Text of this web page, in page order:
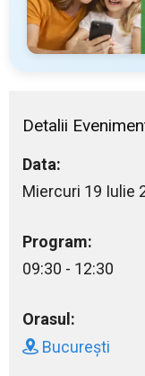
Detalii
Data:
Miercuri 19 Iulie
Program:
09:30 - 12:30
Orasul:
București